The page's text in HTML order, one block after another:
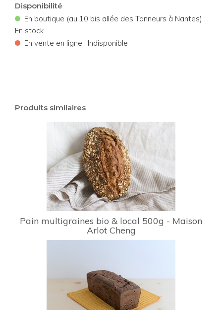
Disponibilité
• En boutique (au 10 bis allée des Tanneurs à Nantes) :
En stock
• En vente en ligne : Indisponible
Produits similaires
Pain multigraines bio & local 500g - Maison
Arlot Cheng